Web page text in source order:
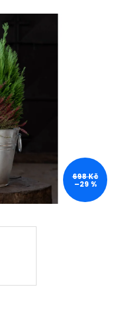
698 Kč
–29 %